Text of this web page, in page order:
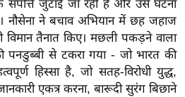
संपत्ति जुटाई जा रही है और उसे घटना
नौसेना ने बचाव अभियान में छह जहाज
विमान तैनात किए। मछली पकड़ने वाला
पनडुब्बी से टकरा गया - जो भारत की
हिस्सा है, जो सतह-विरोधी युद्ध,
एकत्र करना, बारूदी सुरंग बिछाने